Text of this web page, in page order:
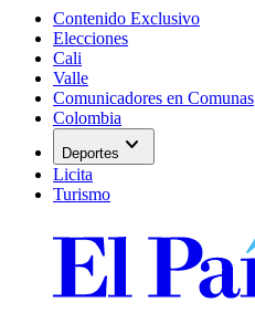
Contenido Exclusivo
Elecciones
Cali
Valle
Comunicadores en Comunas
Colombia
Deportes expand_more
Licita
Turismo